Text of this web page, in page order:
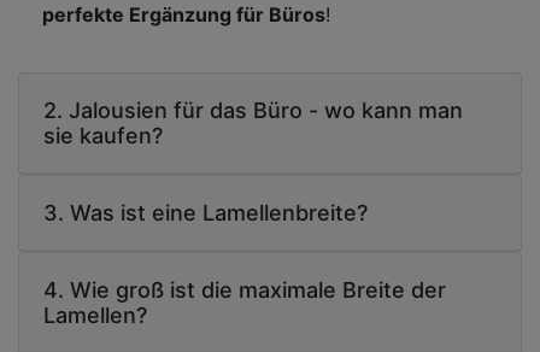
perfekte Ergänzung für Büros!
2. Jalousien für das Büro - wo kann man
sie kaufen?
3. Was ist eine Lamellenbreite?
4. Wie groß ist die maximale Breite der
Lamellen?